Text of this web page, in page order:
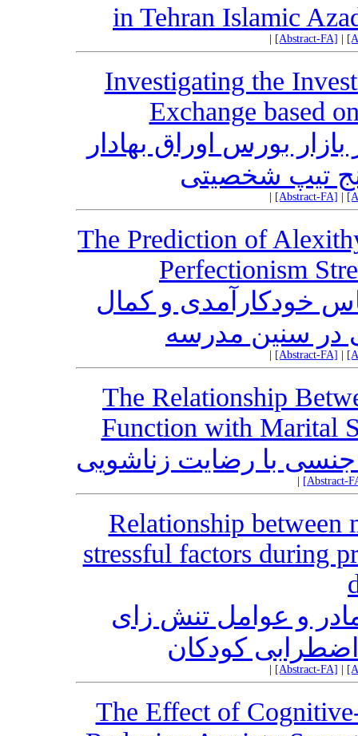
in Tehran Islamic
[Abstract-FA]
Investigating the
Exchange based
بورس اوراق بهادار
تیپ شخصیتی
[Abstract-FA]
The Prediction of
Perfectionism
خودکارآمدی و کمال
در سنین مدرسه
[Abstract-FA]
The Relationship
Function with Marital
با رضایت زناشویی
[Abstract-
Relationship between
stressful factors during
و عوامل تنش زای
اضطرابی کودکان
[Abstract-FA]
The Effect of